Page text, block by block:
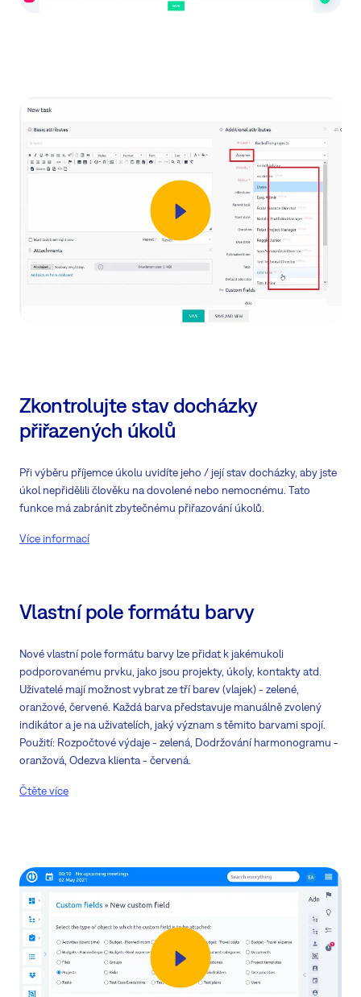
Zkontrolujte stav docházky
přiřazených úkolů
Při výběru příjemce úkolu uvidíte jeho / její stav docházky, aby jste
úkol nepřidělili člověku na dovolené nebo nemocnému. Tato
funkce má zabránit zbytečnému přiřazování úkolů.
Více informací
Vlastní pole formátu barvy
Nové vlastní pole formátu barvy lze přidat k jakémukoli
podporovanému prvku, jako jsou projekty, úkoly, kontakty atd.
Uživatelé mají možnost vybrat ze tří barev (vlajek) - zelené,
oranžové, červené. Každá barva představuje manuálně zvolený
indikátor a je na uživatelích, jaký význam s těmito barvami spojí.
Použití: Rozpočtové výdaje - zelená, Dodržování harmonogramu -
oranžová, Odezva klienta - červená.
Čtěte více